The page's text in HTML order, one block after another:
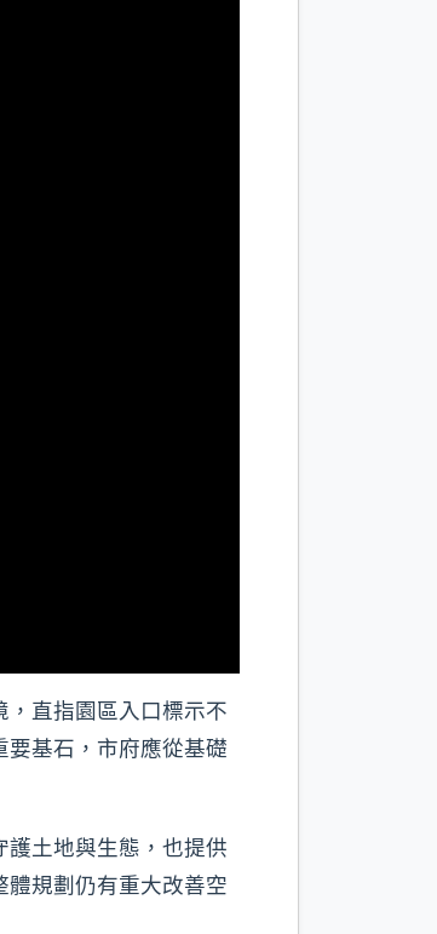
，直指園區入口標示不
要基石，市府應從基礎
土地與生態，也提供
規劃仍有重大改善空